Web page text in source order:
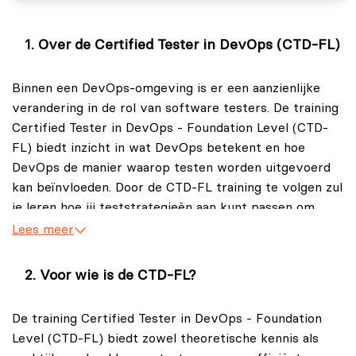
Over de Certified Tester in DevOps (CTD-FL)
Binnen een DevOps-omgeving is er een aanzienlijke
verandering in de rol van software testers. De training
Certified Tester in DevOps - Foundation Level (CTD-
FL) biedt inzicht in wat DevOps betekent en hoe
DevOps de manier waarop testen worden uitgevoerd
kan beïnvloeden. Door de CTD-FL training te volgen zul
je leren hoe jij teststrategieën aan kunt passen om
optimaal samen te werken met softwareontwikkelaars,
de nadruk op continue levering, waarbij integratie,
Daarnaast vereist DevOps niet alleen een andere
manier van testen, maar ook het gebruik van
Lees meer
Voor wie is de CTD-FL?
De training Certified Tester in DevOps - Foundation
Level (CTD-FL) biedt zowel theoretische kennis als